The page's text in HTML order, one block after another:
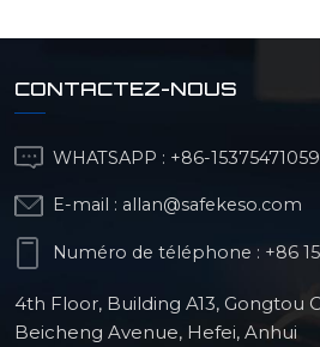
CONTACTEZ-NOUS
WHATSAPP : +86-15375471059
E-mail : allan@safekeso.com
Numéro de téléphone : +86
4th Floor, Building A13, Gongtou
Beicheng Avenue, Hefei, Anhui